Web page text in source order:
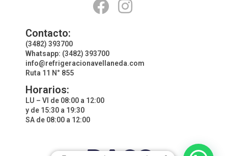
Contacto:
(3482) 393700
Whatsapp: (3482) 393700
info@refrigeracionavellaneda.com
Ruta 11 N° 855
Horarios:
LU – VI de 08:00 a 12:00
y de 15:30 a 19:30
SA de 08:00 a 12:00